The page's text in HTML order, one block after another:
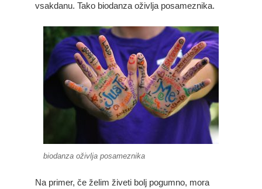
vsakdanu. Tako biodanza oživlja posameznika.
biodanza oživlja posameznika
Na primer, če želim živeti bolj pogumno, mora